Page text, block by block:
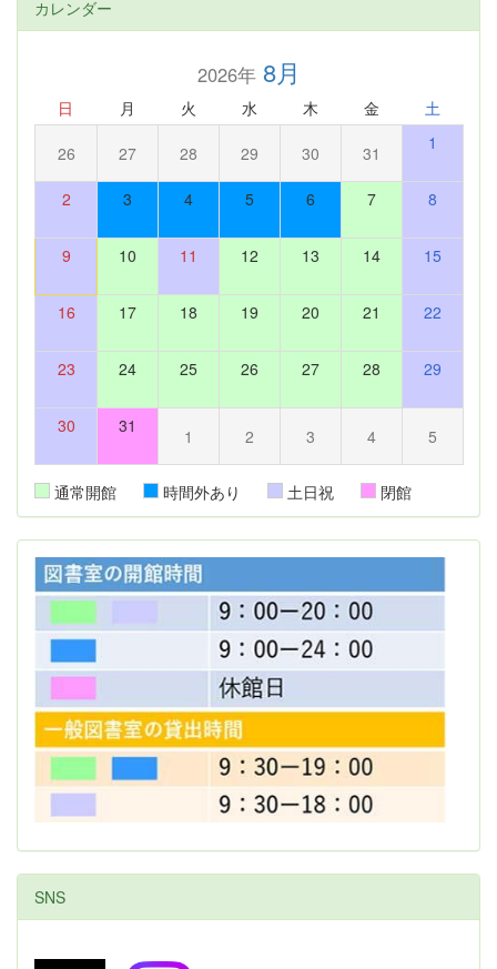
カレンダー
2026年8月
日 月 火 水 木 金 土
26 27 28 29 30 31 1
2 3 4 5 6 7 8
9 10 11 12 13 14 15
16 17 18 19 20 21 22
23 24 25 26 27 28 29
30 31 1 2 3 4 5
通常開館 時間外あり 土日祝 閉館
SNS